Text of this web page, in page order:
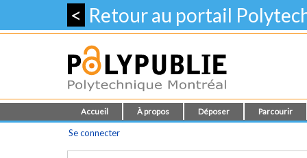
< Retour au portail
Accueil À propos Déposer Parcourir
Se connecter